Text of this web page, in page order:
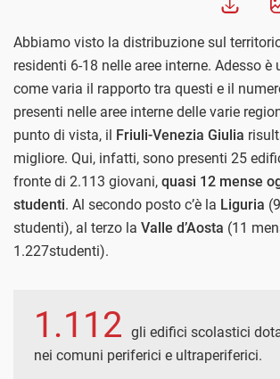
Abbiamo visto la distribuzione sul
residenti 6-18 nelle aree interne. Adesso è
come varia il rapporto tra questi e il
presenti nelle aree interne delle varie
punto di vista, il Friuli-Venezia Giulia
migliore. Qui, infatti, sono presenti 25
fronte di 2.113 giovani, quasi 12 mense
studenti. Al secondo posto c’è la Liguria
studenti), al terzo la Valle d’Aosta (11
1.227studenti).
1.112 gli edifici scolastici
nei comuni periferici e ultraperiferici.